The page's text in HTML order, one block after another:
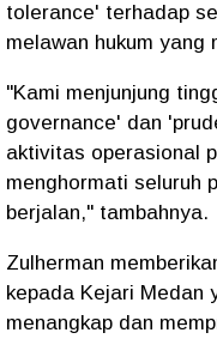
tolerance' terhadap
melawan hukum yang
"Kami menjunjung
governance' dan
aktivitas operasional
menghormati seluruh
berjalan," tambahnya.
Zulherman
kepada Kejari Medan
menangkap dan